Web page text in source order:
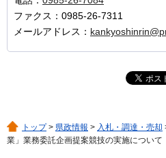
ファクス：0985-26-7311
メールアドレス：
トップ> 県政情報 > 入札・調達・売却
業」業務委託企画提案競技の実施について